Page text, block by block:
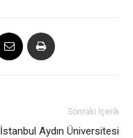
Sonraki İçerik
İstanbul Aydın Üniversitesi